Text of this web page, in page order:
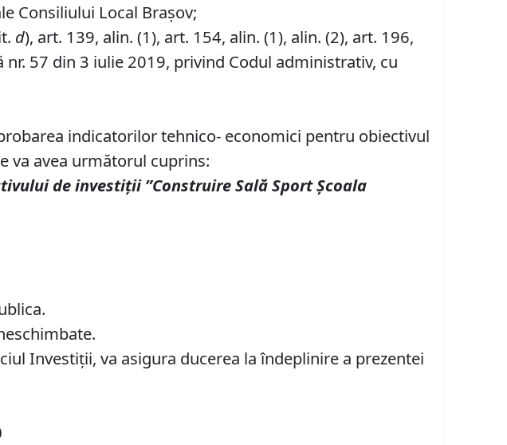
Consiliului Local Brașov;
d), art. 139, alin. (1), art. 154, alin. (1), alin. (2), art. 196,
57 din 3 iulie 2019, privind Codul administrativ, cu
indicatorilor tehnico- economici pentru obiectivul
va avea următorul cuprins:
de investiţii”Construire Sală Sport Școala
Investiţii, va asigura ducerea la îndeplinire a prezentei